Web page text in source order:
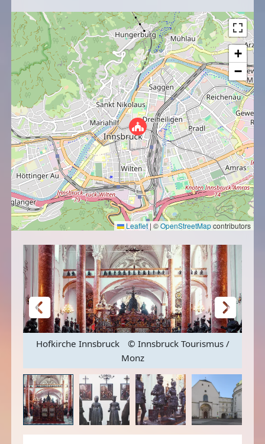
+
−
Leaflet | ©OpenStreetMapcontributors
Hofkirche Innsbruck
© Innsbruck Tourismus /
Monz